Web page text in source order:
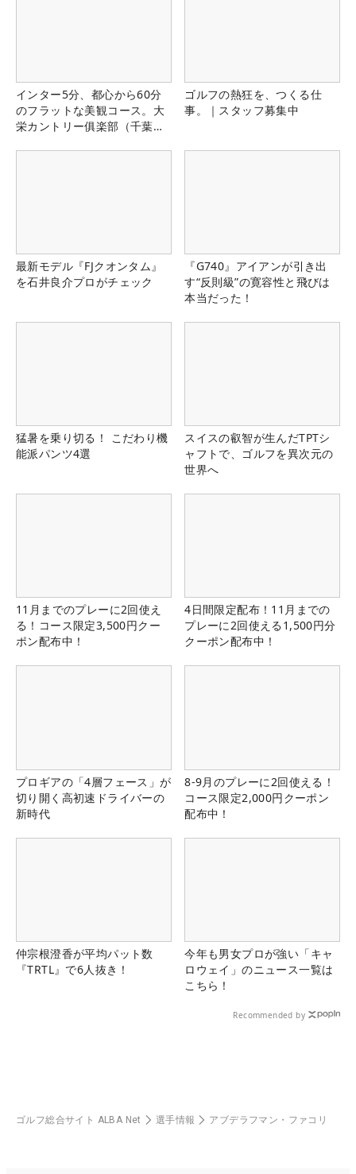
インター5分、都心から60分
のフラットな美観コース。大
栄カントリー俱楽部（千葉
ゴルフの熱狂を、つくる仕
事。｜スタッフ募集中
最新モデル『FJクオンタム』
を石井良介プロがチェック
『G740』アイアンが引き出
す“反則級”の寛容性と飛びは
本当だった！
猛暑を乗り切る！ こだわり機
能派パンツ4選
スイスの叡智が生んだTPTシ
ャフトで、ゴルフを異次元の
世界へ
11月までのプレーに2回使え
る！コース限定3,500円クー
ポン配布中！
4日間限定配布！11月までの
プレーに2回使える1,500円分
クーポン配布中！
プロギアの「4層フェース」が
切り開く高初速ドライバーの
新時代
8-9月のプレーに2回使える！
コース限定2,000円クーポン
配布中！
仲宗根澄香が平均パット数
『TRTL』で6人抜き！
今年も男女プロが強い「キャ
ロウェイ」のニュース一覧は
こちら！
Recommended by
ゴルフ総合サイト ALBA Net 選手情報 アブデラフマン・ファコリ